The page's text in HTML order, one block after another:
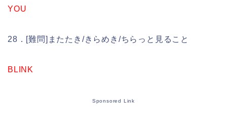
YOU
28．[難問]またたき/きらめき/ちらっと見ること
BLINK
Sponsored Link